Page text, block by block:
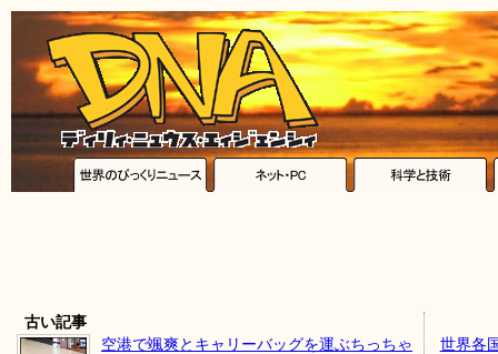
古い記事
空港で颯爽とキャリーバッグを運ぶちっちゃ
世界各